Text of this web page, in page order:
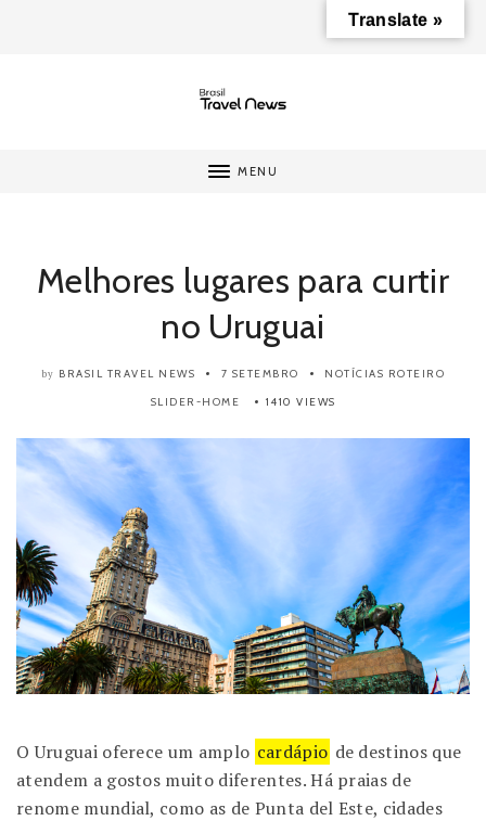
MENU
Melhores lugares para curtir
no Uruguai
by BRASIL TRAVEL NEWS 7 SETEMBRO NOTÍCIAS ROTEIRO
SLIDER-HOME
1410 VIEWS
O Uruguai oferece um amplo cardápio de destinos que
atendem a gostos muito diferentes.Há praias de
renome mundial, como as de Punta del Este, cidades
Translate »